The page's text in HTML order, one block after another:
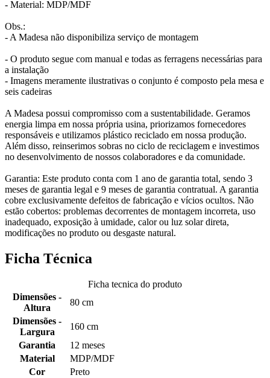
- Material: MDP/MDF
Obs.:
- A Madesa não disponibiliza serviço de montagem
- O produto segue com manual e todas as ferragens necessárias para
a instalação
- Imagens meramente ilustrativas o conjunto é composto pela mesa e
seis cadeiras
A Madesa possui compromisso com a sustentabilidade. Geramos
energia limpa em nossa própria usina, priorizamos fornecedores
responsáveis e utilizamos plástico reciclado em nossa produção.
Além disso, reinserimos sobras no ciclo de reciclagem e investimos
no desenvolvimento de nossos colaboradores e da comunidade.
Garantia: Este produto conta com 1 ano de garantia total, sendo 3
meses de garantia legal e 9 meses de garantia contratual. A garantia
cobre exclusivamente defeitos de fabricação e vícios ocultos. Não
estão cobertos: problemas decorrentes de montagem incorreta, uso
inadequado, exposição à umidade, calor ou luz solar direta,
modificações no produto ou desgaste natural.
Ficha Técnica
Ficha tecnica do produto
Dimensões -
Altura
80 cm
Dimensões -
Largura
160 cm
Garantia
12 meses
Material
MDP/MDF
Cor
Preto